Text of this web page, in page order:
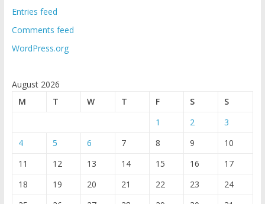
Entries feed
Comments feed
WordPress.org
August 2026
M
T W T F S
S
1
2
3
4
5 6 7 8 9
10
11
12 13 14 15 16
17
18
19 20 21 22 23
24